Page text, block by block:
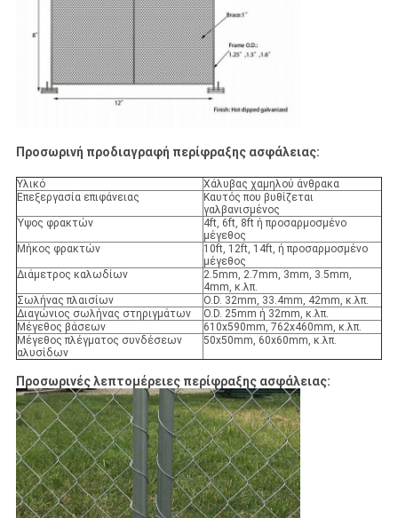
Προσωρινή προδιαγραφή περίφραξης ασφάλειας:
Υλικό
Χάλυβας χαμηλού άνθρακα
Επεξεργασία επιφάνειας
Καυτός που βυθίζεται
γαλβανισμένος
Ύψος φρακτών
4ft, 6ft, 8ft ή προσαρμοσμένο
μέγεθος
Μήκος φρακτών
10ft, 12ft, 14ft, ή προσαρμοσμένο
μέγεθος
Διάμετρος καλωδίων
2.5mm, 2.7mm, 3mm, 3.5mm,
4mm, κ.λπ.
Σωλήνας πλαισίων
O.D. 32mm, 33.4mm, 42mm, κ.λπ.
Διαγώνιος σωλήνας στηριγμάτων
O.D. 25mm ή 32mm, κ.λπ.
Μέγεθος βάσεων
610x590mm, 762x460mm, κ.λπ.
Μέγεθος πλέγματος συνδέσεων
αλυσίδων
50x50mm, 60x60mm, κ.λπ.
Προσωρινές λεπτομέρειες περίφραξης ασφάλειας: